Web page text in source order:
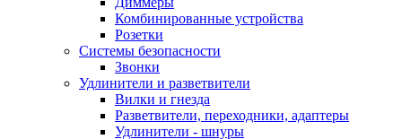
Комбинированные устройства
Розетки
Системы безопасности
Звонки
Удлинители и разветвители
Вилки и гнезда
Разветвители, переходники, адаптеры
Удлинители - шнуры